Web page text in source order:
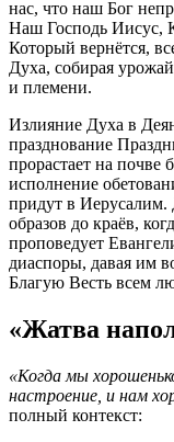
нас, что наш Бог
Наш Господь Иисус,
Который вернётся,
Духа, собирая
и племени.
Излияние Духа в
празднование
прорастает на почве
исполнение
придут в Иерусалим.
образов до краёв,
проповедует
диаспоры, давая им
Благую Весть всем
«Жатва
«Когда мы
настроение, и нам
полный контекст: